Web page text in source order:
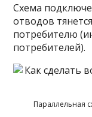
Схема
отводов
потребителю
потребителей).
Параллельная